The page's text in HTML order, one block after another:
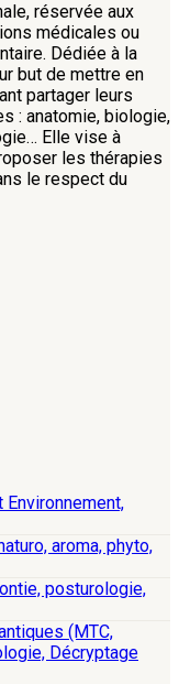
réservée aux
médicales ou
Dédiée à la
but de mettre en
partager leurs
: anatomie, biologie,
Elle vise à
les thérapies
le respect du
aroma, phyto,
posturologie,
(MTC,
Décryptage